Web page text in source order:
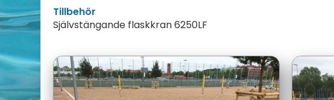
Tillbehör
Självstängande flaskkran 6250LF